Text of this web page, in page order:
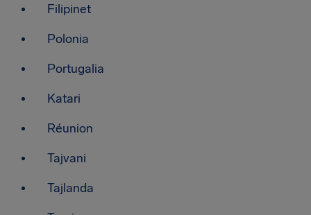
Filipinet
Polonia
Portugalia
Katari
Réunion
Tajvani
Tajlanda